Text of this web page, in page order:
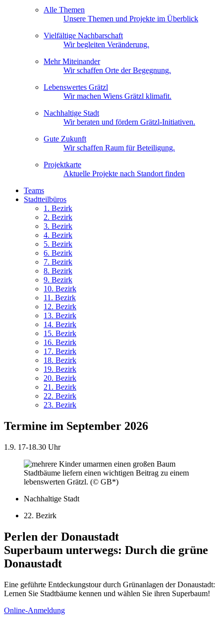
Alle Themen
Unsere Themen und Projekte im Überblick
Vielfältige Nachbarschaft
Wir begleiten Veränderung.
Mehr Miteinander
Wir schaffen Orte der Begegnung.
Lebenswertes Grätzl
Wir machen Wiens Grätzl klimafit.
Nachhaltige Stadt
Wir beraten und fördern Grätzl-Initiativen.
Gute Zukunft
Wir schaffen Raum für Beteiligung.
Projektkarte
Aktuelle Projekte nach Standort finden
Teams
Stadtteilbüros
1. Bezirk
2. Bezirk
3. Bezirk
4. Bezirk
5. Bezirk
6. Bezirk
7. Bezirk
8. Bezirk
9. Bezirk
10. Bezirk
11. Bezirk
12. Bezirk
13. Bezirk
14. Bezirk
15. Bezirk
16. Bezirk
17. Bezirk
18. Bezirk
19. Bezirk
20. Bezirk
21. Bezirk
22. Bezirk
23. Bezirk
Termine im September 2026
1.9. 17-18.30 Uhr
Stadtbäume liefern einen wichtigen Beitrag zu einem
lebenswerten Grätzl. (© GB*)
Nachhaltige Stadt
22. Bezirk
Perlen der Donaustadt
Superbaum unterwegs: Durch die grüne
Donaustadt
Eine geführte Entdeckungstour durch Grünanlagen der Donaustadt:
Lernen Sie Stadtbäume kennen und wählen Sie ihren Superbaum!
Online-Anmeldung